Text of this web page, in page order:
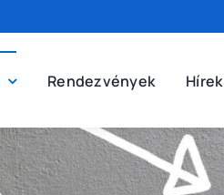
Rendezvények Hírek